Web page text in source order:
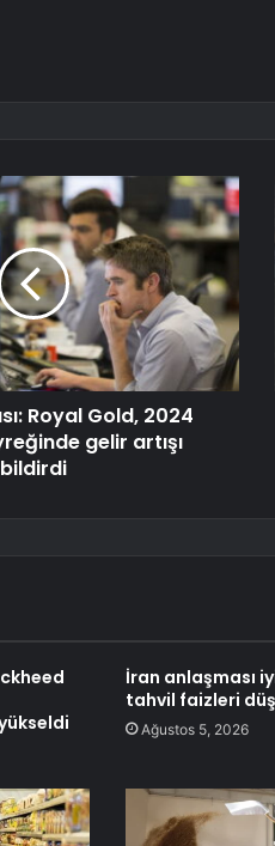
Royal Gold, 2024
gelir artışı
bildirdi
İran anlaşması
tahvil faizleri
Ağustos 5, 2026